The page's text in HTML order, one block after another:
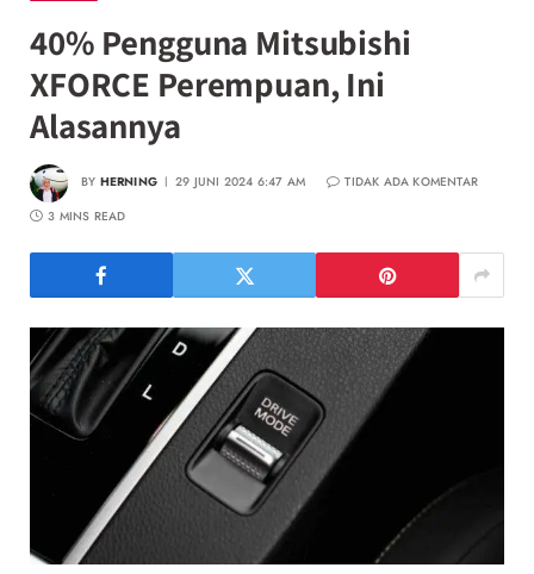
40% Pengguna Mitsubishi
XFORCE Perempuan, Ini
Alasannya
BY HERNING 29 JUNI 2024 6:47 AM
TIDAK ADA KOMENTAR
3 MINS READ